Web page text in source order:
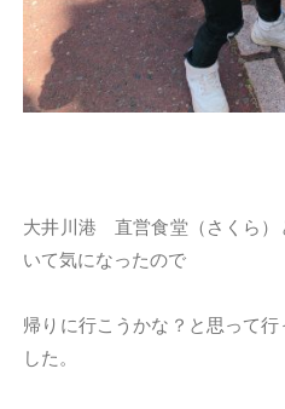
大井川港 直営食堂（さくら）
いて気になったので
帰りに行こうかな？と思って
した。